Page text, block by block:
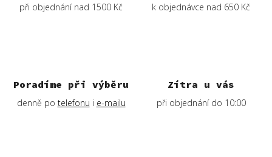
při objednání nad 1500 Kč k objednávce nad 650 Kč
Poradíme při výběru
denně po telefonu i e-mailu
Zítra u vás
při objednání do 10:00